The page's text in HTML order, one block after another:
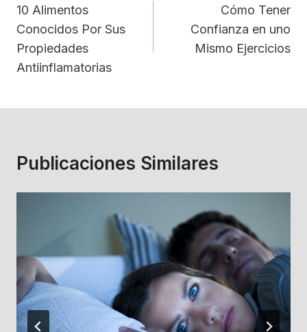
De
Entradas
10 Alimentos
Conocidos Por Sus
Propiedades
Antiinflamatorias
Cómo Tener
Confianza en uno
Mismo Ejercicios
Publicaciones Similares